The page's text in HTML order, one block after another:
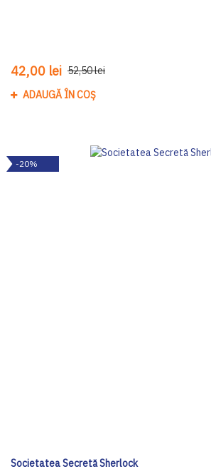
42,00 lei 52,50 lei
ADAUGĂ ÎN COȘ
-20%
Societatea Secretă Sherlock